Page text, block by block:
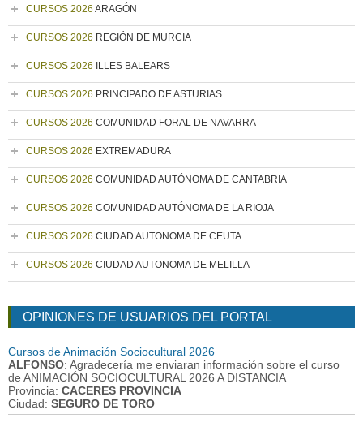
CURSOS 2026 ARAGÓN
CURSOS 2026 REGIÓN DE MURCIA
CURSOS 2026 ILLES BALEARS
CURSOS 2026 PRINCIPADO DE ASTURIAS
CURSOS 2026 COMUNIDAD FORAL DE NAVARRA
CURSOS 2026 EXTREMADURA
CURSOS 2026 COMUNIDAD AUTÓNOMA DE CANTABRIA
CURSOS 2026 COMUNIDAD AUTÓNOMA DE LA RIOJA
CURSOS 2026 CIUDAD AUTONOMA DE CEUTA
CURSOS 2026 CIUDAD AUTONOMA DE MELILLA
OPINIONES DE USUARIOS DEL PORTAL
Cursos de Animación Sociocultural 2026
ALFONSO: Agradecería me enviaran información sobre el curso
de ANIMACIÓN SOCIOCULTURAL 2026 A DISTANCIA
Provincia: CACERES PROVINCIA
Ciudad: SEGURO DE TORO